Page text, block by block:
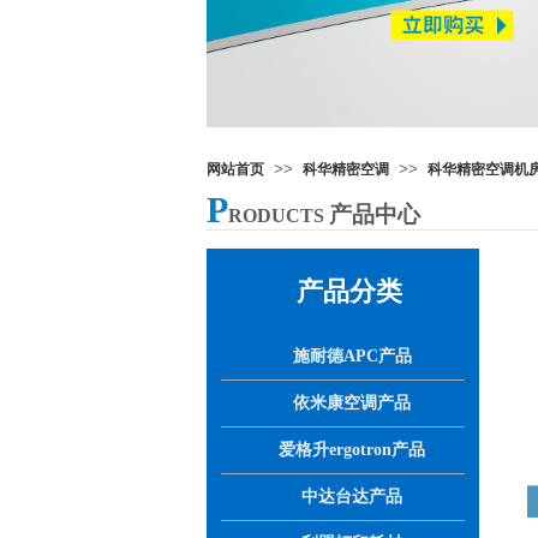
网站首页 >> 科华精密空调 >> 科华精密空调机
PRODUCTS 产品中心
产品分类
施耐德APC产品
依米康空调产品
爱格升ergotron产品
中达台达产品